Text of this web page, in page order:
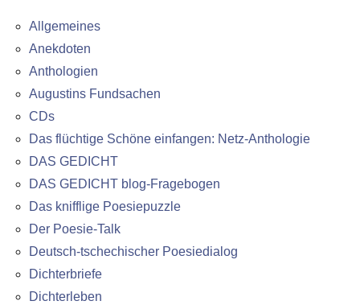
Allgemeines
Anekdoten
Anthologien
Augustins Fundsachen
CDs
Das flüchtige Schöne einfangen: Netz-Anthologie
DAS GEDICHT
DAS GEDICHT blog-Fragebogen
Das knifflige Poesiepuzzle
Der Poesie-Talk
Deutsch-tschechischer Poesiedialog
Dichterbriefe
Dichterleben